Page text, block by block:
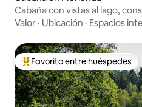
Cabaña con vistas al lago,
Valor · Ubicación · Espacios
De los mejores en Favorito
Favorito entre huéspedes